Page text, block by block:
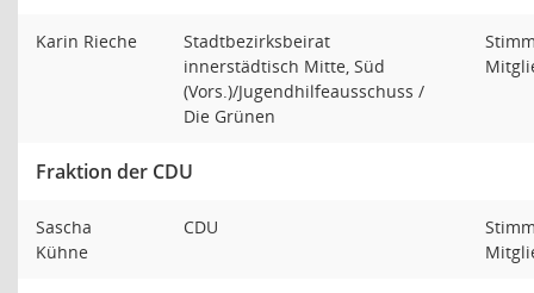
Karin Rieche
Stadtbezirksbeirat
innerstädtisch Mitte, Süd
(Vors.)/Jugendhilfeausschuss /
Die Grünen
Fraktion der CDU
Sascha
Kühne
CDU